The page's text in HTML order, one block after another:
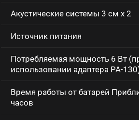
Акустические системы 3 см x 2
Источник питания
Потребляемая мощность 6 Вт
использовании адаптера PA-
Время работы от батарей
часов